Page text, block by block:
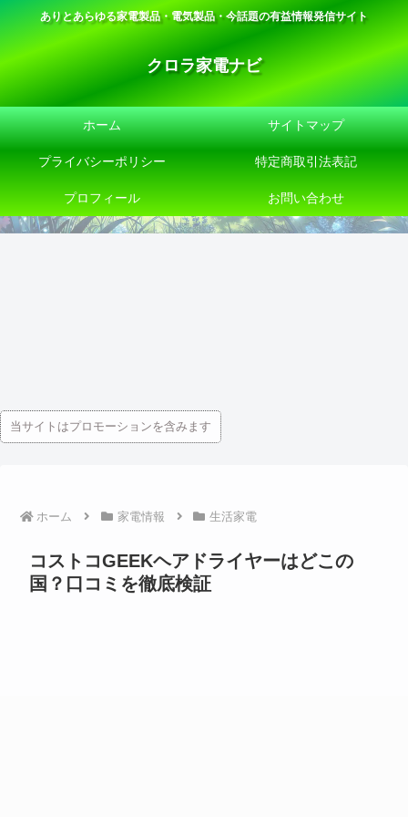
ありとあらゆる家電製品・電気製品・今話題の有益情報発信サイト
クロラ家電ナビ
ホーム サイトマップ
プライバシーポリシー 特定商取引法表記
プロフィール お問い合わせ
当サイトはプロモーションを含みます
ホーム 家電情報 生活家電
コストコGEEKヘアドライヤーはどこの
国？口コミを徹底検証